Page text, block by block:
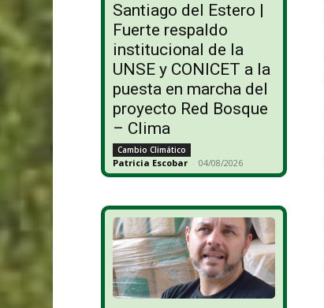
Santiago del Estero |
Fuerte respaldo
institucional de la
UNSE y CONICET a la
puesta en marcha del
proyecto Red Bosque
– Clima
Cambio Climático
Patricia Escobar - 04/08/2026